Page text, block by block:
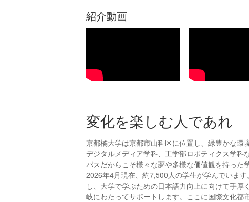
紹介動画
変化を楽しむ人であれ
京都橘大学は京都市山科区に位置し、緑豊かな
デジタルメディア学科、工学部ロボティクス学
パスだからこそ様々な夢や多様な価値観を持った
2026年4月現在、約7,500人の学生が学んでいま
し、大学で学ぶための日本語力向上に向けて手
岐にわたってサポートします。ここに国際文化都